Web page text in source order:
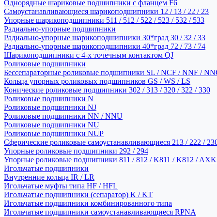
Однорядные шариковые подшипники с фланцем F6
Самоустанавливающиеся шарикоподшипники 12 / 13 / 22 / 23
Упорные шарикоподшипники 511 / 512 / 522 / 523 / 532 / 533
Радиально-упорные подшипники
Радиально-упорные шарикоподшипники 30*град 30 / 32 / 33
Радиально-упорные шарикоподшипники 40*град 72 / 73 / 74
Шарикоподшипники с 4-х точечным контактом QJ
Роликовые подшипники
Бессепараторные роликовые подшипники SL / NCF / NNF /
Кольца упорных роликовых подшипников GS / WS / LS
Конические роликовые подшипники 302 / 313 / 320 / 322 / 330
Роликовые подшипники N
Роликовые подшипники NJ
Роликовые подшипники NN / NNU
Роликовые подшипники NU
Роликовые подшипники NUP
Сферические роликовые самоустанавливающиеся 213 / 222 /
Упорные роликовые подшипники 292 / 294
Упорные роликовые подшипники 811 / 812 / K811 / K812 /
Игольчатые подшипники
Внутренние кольца IR / LR
Игольчатые муфты типа HF / HFL
Игольчатые подшипники (сепаратор) K / KT
Игольчатые подшипники комбинированного типа
Игольчатые подшипники самоустанавливающиеся RPNA